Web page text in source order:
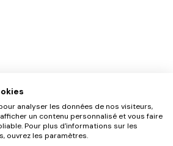
SE CONNECTER
S'INSCRIRE
MENTIONS LÉGALES
analyser les données de nos visiteurs,
un contenu personnalisé et vous faire
Pour plus d'informations sur les
ouvrez les paramètres.